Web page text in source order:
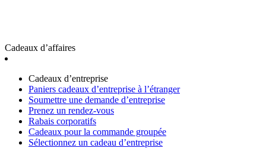
Cadeaux d’affaires
Cadeaux d’entreprise
Paniers cadeaux d’entreprise à l’étranger
Soumettre une demande d’entreprise
Prenez un rendez-vous
Rabais corporatifs
Cadeaux pour la commande groupée
Sélectionnez un cadeau d’entreprise